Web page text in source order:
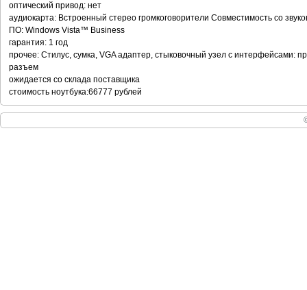
оптический привод: нет
аудиокарта: Встроенный стерео громкоговорители Совместимость со
ПО: Windows Vista™ Business
гарантия: 1 год
прочее: Стилус, сумка, VGA адаптер, стыковочный узел с интерфейсами:
разъем
ожидается со склада поставщика
стоимость ноутбука:66777 рублей